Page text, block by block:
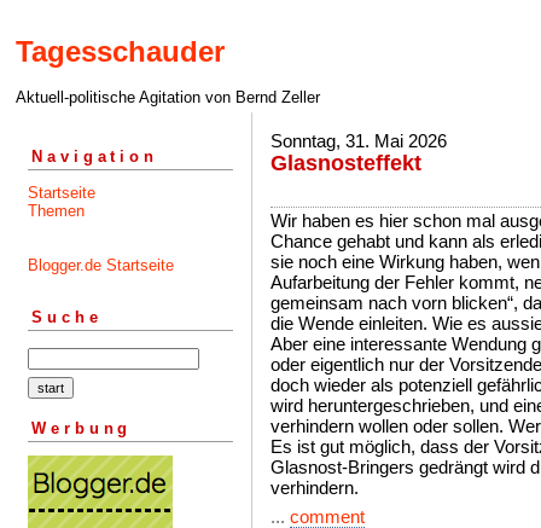
Tagesschauder
Aktuell-politische Agitation von Bernd Zeller
Navigation
Startseite
Themen
Blogger.de Startseite
Suche
Werbung
Sonntag, 31. Mai 2026
Glasnosteffekt
Wir haben es hier schon mal
Chance gehabt und kann als
sie noch eine Wirkung haben,
Aufarbeitung der Fehler kommt,
gemeinsam nach vorn blicken“,
die Wende einleiten. Wie es
Aber eine interessante Wendung
oder eigentlich nur der
doch wieder als potenziell
wird heruntergeschrieben, und
verhindern wollen oder sollen.
Es ist gut möglich, dass der
Glasnost-Bringers gedrängt wird
verhindern.
... comment